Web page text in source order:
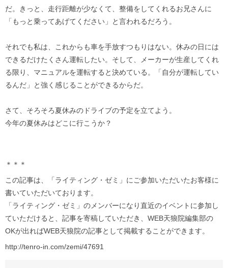
だ。きっと、走行距離が少なくて、整備をしてくれるお兄さんに
「もっと乗ってあげてください」と言われるだろう。
それでも私は、これからも車を手放すつもりはない。休みの日には
できるだけたくさん運転したい。そして、メーカーが生産してくれ
る限り、マニュアルを運転すると決めている。「自分が運転してい
るんだ」と強く感じることができるからだ。
さて、そろそろ夏休みのドライブの予定を立てよう。
今年の夏休みはどこに行こうか？
＊＊＊
この記事は、「ライティング・ゼミ」にご参加いただいたお客様に
書いていただいております。
「ライティング・ゼミ」のメンバーになり直近のイベントに参加し
ていただけると、記事を寄稿していただき、WEB天狼院編集部の
OKが出ればWEB天狼院の記事として掲載することができます。
http://tenro-in.com/zemi/47691